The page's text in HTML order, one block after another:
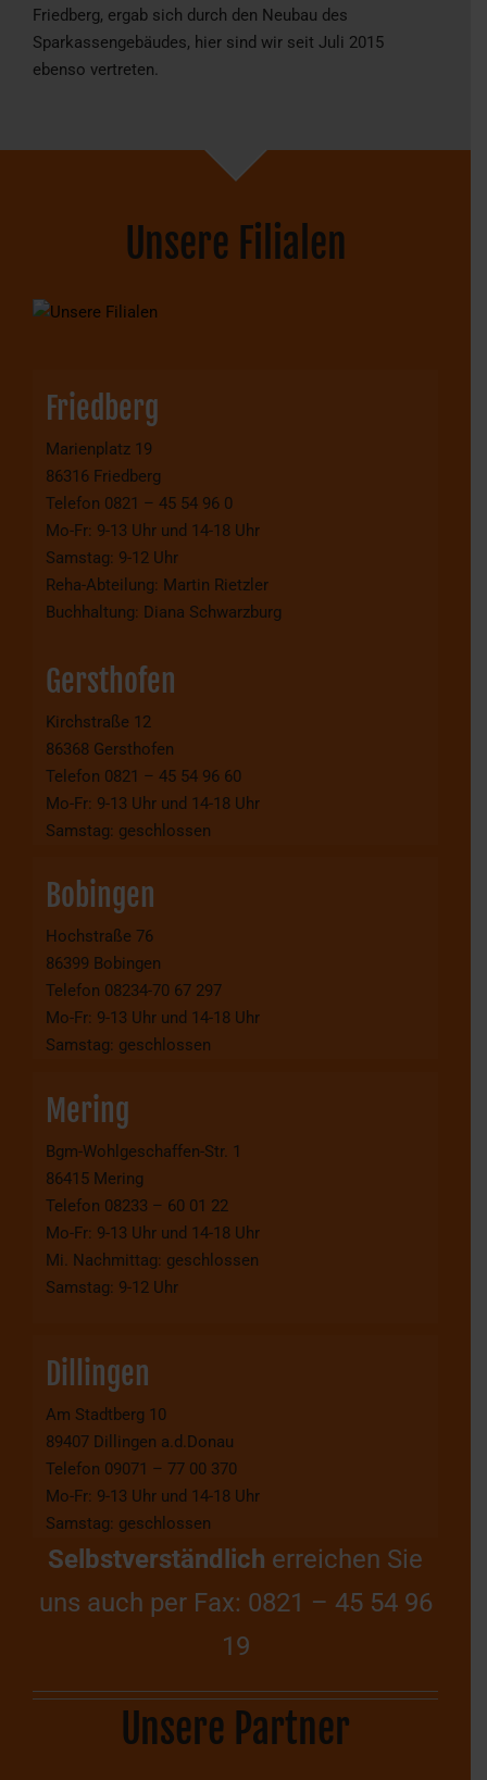
Friedberg, ergab sich durch den Neubau des
Sparkassengebäudes, hier sind wir seit Juli 2015
ebenso vertreten.
Unsere Filialen
Friedberg
Marienplatz 19
86316 Friedberg
Telefon 0821 – 45 54 96 0
Mo-Fr: 9-13 Uhr und 14-18 Uhr
Samstag: 9-12 Uhr
Reha-Abteilung: Martin Rietzler
Buchhaltung: Diana Schwarzburg
Gersthofen
Kirchstraße 12
86368 Gersthofen
Telefon 0821 – 45 54 96 60
Mo-Fr: 9-13 Uhr und 14-18 Uhr
Samstag: geschlossen
Bobingen
Hochstraße 76
86399 Bobingen
Telefon 08234-70 67 297
Mo-Fr: 9-13 Uhr und 14-18 Uhr
Samstag: geschlossen
Mering
Bgm-Wohlgeschaffen-Str. 1
86415 Mering
Telefon 08233 – 60 01 22
Mo-Fr: 9-13 Uhr und 14-18 Uhr
Mi. Nachmittag: geschlossen
Samstag: 9-12 Uhr
Dillingen
Am Stadtberg 10
89407 Dillingen a.d.Donau
Telefon 09071 – 77 00 370
Mo-Fr: 9-13 Uhr und 14-18 Uhr
Samstag: geschlossen
Selbstverständlich erreichen Sie
uns auch per Fax: 0821 – 45 54 96
19
Unsere Partner